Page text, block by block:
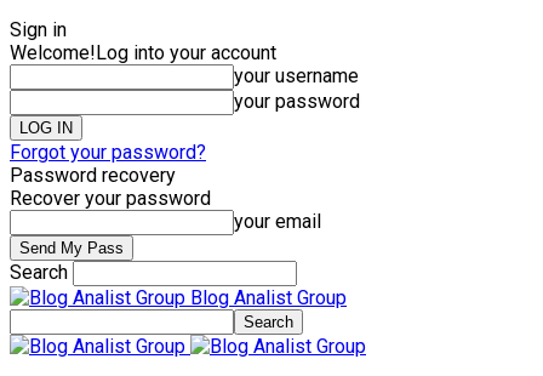
Sign in
Welcome!Log into your account
your username
your password
Forgot your password?
Password recovery
Recover your password
your email
Search
Blog Analist Group